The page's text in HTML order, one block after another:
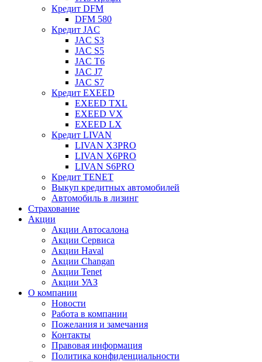
Кредит DFM
DFM 580
Кредит JAC
JAC S3
JAC S5
JAC T6
JAC J7
JAC S7
Кредит EXEED
EXEED TXL
EXEED VX
EXEED LX
Кредит LIVAN
LIVAN X3PRO
LIVAN X6PRO
LIVAN S6PRO
Кредит TENET
Выкуп кредитных автомобилей
Автомобиль в лизинг
Страхование
Акции
Акции Автосалона
Акции Сервиса
Акции Haval
Акции Changan
Акции Tenet
Акции УАЗ
О компании
Новости
Работа в компании
Пожелания и замечания
Контакты
Правовая информация
Политика конфиденциальности